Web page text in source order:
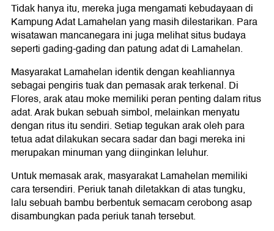
Tidak hanya itu, mereka juga mengamati kebudayaan di
Kampung Adat Lamahelan yang masih dilestarikan. Para
wisatawan mancanegara ini juga melihat situs budaya
seperti gading-gading dan patung adat di Lamahelan.
Masyarakat Lamahelan identik dengan keahliannya
sebagai pengiris tuak dan pemasak arak terkenal. Di
Flores, arak atau moke memiliki peran penting dalam ritus
adat. Arak bukan sebuah simbol, melainkan menyatu
dengan ritus itu sendiri. Setiap tegukan arak oleh para
tetua adat dilakukan secara sadar dan bagi mereka ini
merupakan minuman yang diinginkan leluhur.
Untuk memasak arak, masyarakat Lamahelan memiliki
cara tersendiri. Periuk tanah diletakkan di atas tungku,
lalu sebuah bambu berbentuk semacam cerobong asap
disambungkan pada periuk tanah tersebut.